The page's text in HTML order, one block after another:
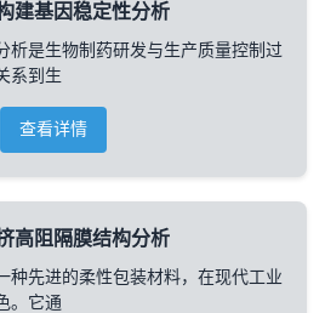
建基因稳定性分析
析是生物制药研发与生产质量控制过
系到生
查看详情
高阻隔膜结构分析
种先进的柔性包装材料，在现代工业
。它通